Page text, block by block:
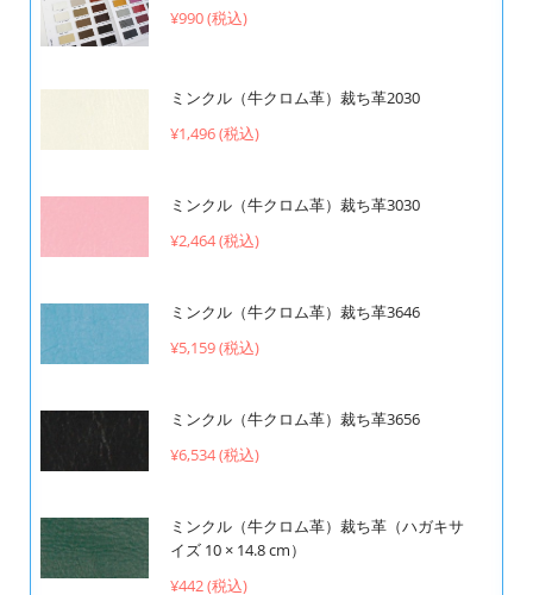
¥990 (税込)
ミンクル（牛クロム革）裁ち革2030
¥1,496 (税込)
ミンクル（牛クロム革）裁ち革3030
¥2,464 (税込)
ミンクル（牛クロム革）裁ち革3646
¥5,159 (税込)
ミンクル（牛クロム革）裁ち革3656
¥6,534 (税込)
ミンクル（牛クロム革）裁ち革（ハガキサ
イズ 10 × 14.8 cm）
¥442 (税込)